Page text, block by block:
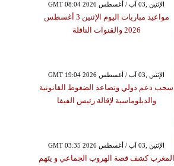
GMT 08:04 2026 الإثنين ,03 آب / أغسطس
مواعيد مباريات اليوم الإثنين 3 أغسطس
2026 والقنوات الناقلة
GMT 19:04 2026 الإثنين ,03 آب / أغسطس
سحب دعم دولي وتصاعد الضغوط القانونية
والدبلوماسية لإقالة رئيس الفيفا
GMT 03:35 2026 الإثنين ,03 آب / أغسطس
المغرب كشف قصة الهروب الجماعي و يتَهم